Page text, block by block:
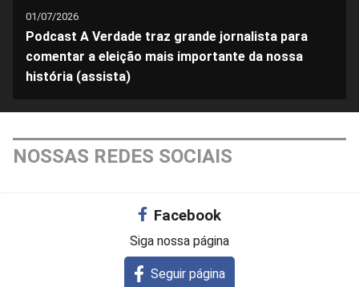
01/07/2026
Podcast A Verdade traz grande jornalista para
comentar a eleição mais importante da nossa
história (assista)
NOSSAS REDES SOCIAIS
Facebook
Siga nossa página
Seguir página